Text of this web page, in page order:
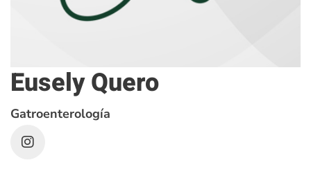
Eusely Quero
Gatroenterología